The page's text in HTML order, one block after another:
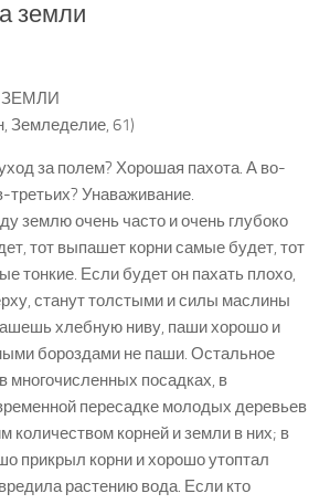
земли
Земледелие, 61)
за полем? Хорошая пахота. А во-
третьих? Унаваживание.
землю очень часто и очень глубоко
тот выпашет корни самые будет, тот
тонкие. Если будет он пахать плохо,
станут толстыми и силы маслины
хлебную ниву, паши хорошо и
бороздами не паши. Остальное
многочисленных посадках, в
пересадке молодых деревьев
количеством корней и земли в них; в
прикрыл корни и хорошо утоптал
растению вода. Если кто